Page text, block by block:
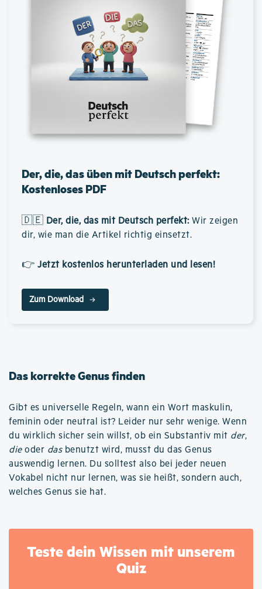
Der, die, das üben mit Deutsch perfekt:
Kostenloses PDF
🇩🇪 Der, die, das mit Deutsch perfekt: Wir zeigen
dir, wie man die Artikel richtig einsetzt.
👉 Jetzt kostenlos herunterladen und lesen!
Zum Download
Das korrekte Genus finden
Gibt es universelle Regeln, wann ein Wort maskulin,
feminin oder neutral ist? Leider nur sehr wenige. Wenn
du wirklich sicher sein willst, ob ein Substantiv mit der,
dieoder dasbenutzt wird, musst du das Genus
auswendig lernen. Du solltest also bei jeder neuen
Vokabel nicht nur lernen, was sie heißt, sondern auch,
welches Genus sie hat.
Teste dein Wissen mit unserem
Quiz